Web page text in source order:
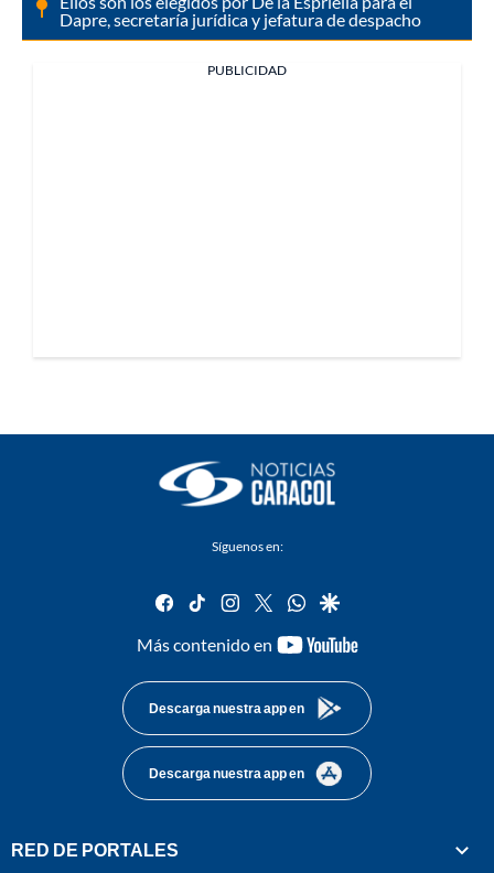
Dapre, secretaría jurídica y jefatura de despacho
PUBLICIDAD
Síguenos en:
facebook
tiktok instagram
twitterwhatsapp
google
Más contenido en
youtube-
Descarga nuestra app en
Descarga nuestra app en
RED DE PORTALES